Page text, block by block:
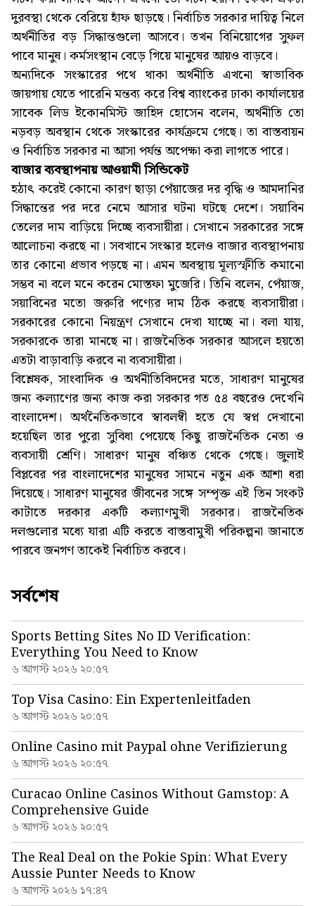
দুরবস্থা থেকে বেরিয়ে হাঁফ ছাড়ছে। নির্বাচিত সরকার দায়িত্ব নিলে
অর্থনীতির বড় সিদ্ধান্তগুলো আসবে। তখন বিনিয়োগের সুফল
পাবে মানুষ। কর্মসংস্থান বেড়ে গিয়ে মানুষের আয়ও বাড়বে।
অন্যদিকে সংস্কারের পথে থাকা অর্থনীতি এখনো স্বাভাবিক
জায়গায় যেতে পারেনি মন্তব্য করে বিশ্ব ব্যাংকের ঢাকা কার্যালয়ের
সাবেক লিড ইকোনমিস্ট জাহিদ হোসেন বলেন, অর্থনীতি তো
নড়বড় অবস্থান থেকে সংস্কারের কার্যক্রমে গেছে। তা বাস্তবায়ন
ও নির্বাচিত সরকার না আসা পর্যন্ত অপেক্ষা করা লাগতে পারে।
বাজার ব্যবস্থাপনায় আওয়ামী সিন্ডিকেট
হঠাৎ করেই কোনো কারণ ছাড়া পেঁয়াজের দর বৃদ্ধি ও আমদানির
সিদ্ধান্তের পর দরে নেমে আসার ঘটনা ঘটছে দেশে। সয়াবিন
তেলের দাম বাড়িয়ে দিচ্ছে ব্যবসায়ীরা। সেখানে সরকারের সঙ্গে
আলোচনা করছে না। সবখানে সংস্কার হলেও বাজার ব্যবস্থাপনায়
তার কোনো প্রভাব পড়ছে না। এমন অবস্থায় মূল্যস্ফীতি কমানো
সম্ভব না বলে মনে করেন মোস্তফা মুজেরি। তিনি বলেন, পেঁয়াজ,
সয়াবিনের মতো জরুরি পণ্যের দাম ঠিক করছে ব্যবসায়ীরা।
সরকারের কোনো নিয়ন্ত্রণ সেখানে দেখা যাচ্ছে না। বলা যায়,
সরকারকে তারা মানছে না। রাজনৈতিক সরকার আসলে হয়তো
এতটা বাড়াবাড়ি করবে না ব্যবসায়ীরা।
বিশ্লেষক, সাংবাদিক ও অর্থনীতিবিদদের মতে, সাধারণ মানুষের
জন্য কল্যাণের জন্য কাজ করা সরকার গত ৫৪ বছরেও দেখেনি
বাংলাদেশ। অর্থনৈতিকভাবে স্বাবলম্বী হতে যে স্বপ্ন দেখানো
হয়েছিল তার পুরো সুবিধা পেয়েছে কিছু রাজনৈতিক নেতা ও
ব্যবসায়ী শ্রেণি। সাধারণ মানুষ বঞ্চিত থেকে গেছে। জুলাই
বিপ্লবের পর বাংলাদেশের মানুষের সামনে নতুন এক আশা ধরা
দিয়েছে। সাধারণ মানুষের জীবনের সঙ্গে সম্পৃক্ত এই তিন সংকট
কাটাতে দরকার একটি কল্যাণমুখী সরকার। রাজনৈতিক
দলগুলোর মধ্যে যারা এটি করতে বাস্তবামুখী পরিকল্পনা জানাতে
পারবে জনগণ তাকেই নির্বাচিত করবে।
সর্বশেষ
Sports Betting Sites No ID Verification:
Everything You Need to Know
৬ আগস্ট ২০২৬ ২০:৫৭
Top Visa Casino: Ein Expertenleitfaden
৬ আগস্ট ২০২৬ ২০:৫৭
Online Casino mit Paypal ohne Verifizierung
৬ আগস্ট ২০২৬ ২০:৫৭
Curacao Online Casinos Without Gamstop: A
Comprehensive Guide
৬ আগস্ট ২০২৬ ২০:৫৭
The Real Deal on the Pokie Spin: What Every
Aussie Punter Needs to Know
৬ আগস্ট ২০২৬ ১৭:৪৭